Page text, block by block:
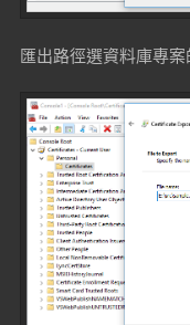
匯出路徑選資料庫專案